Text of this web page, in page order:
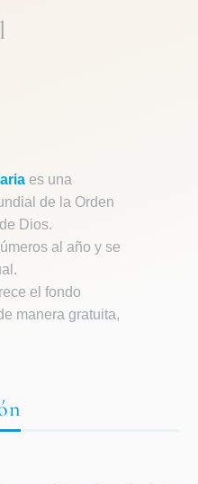
es una
de la Orden
Dios.
al año y se
el fondo
manera gratuita,